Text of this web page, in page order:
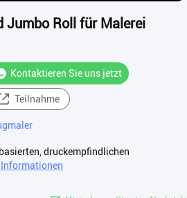
Jumbo Roll für Malerei
Kontaktieren Sie uns jetzt
Teilnahme
druckempfindlichen
Informationen